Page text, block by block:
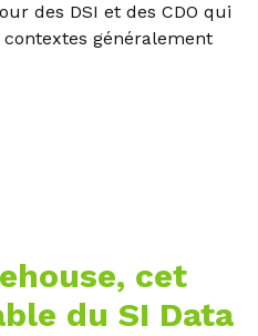
des DSI et des CDO qui
généralement
cet
du SI Data